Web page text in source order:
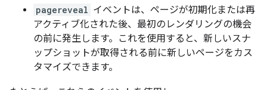
pagereveal イベントは、ページが初期化または再
アクティブ化された後、最初のレンダリングの機会
の前に発生します。これを使用すると、新しいスナ
ップショットが取得される前に新しいページをカス
タマイズできます。